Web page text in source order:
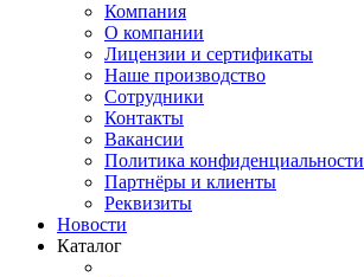
Компания
О компании
Лицензии и сертификаты
Наше производство
Сотрудники
Контакты
Вакансии
Политика конфиденциальности
Партнёры и клиенты
Реквизиты
Новости
Каталог